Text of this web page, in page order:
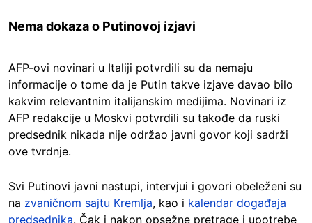
Nema dokaza o Putinovoj izjavi
AFP-ovi novinari u Italiji potvrdili su da nemaju
informacije o tome da je Putin takve izjave davao bilo
kakvim relevantnim italijanskim medijima. Novinari iz
AFP redakcije u Moskvi potvrdili su takođe da ruski
predsednik nikada nije održao javni govor koji sadrži
ove tvrdnje.
Svi Putinovi javni nastupi, intervjui i govori obeleženi su
na zvaničnom sajtu Kremlja, kao i kalendar događaja
predsednika. Čak i nakon opsežne pretrage i upotrebe